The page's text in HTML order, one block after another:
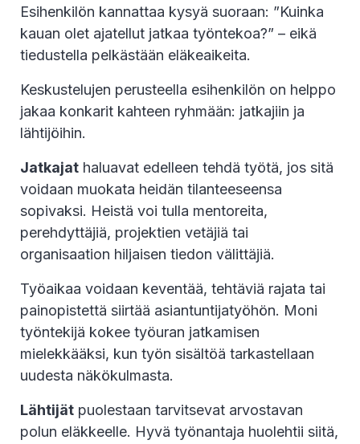
Esihenkilön kannattaa kysyä suoraan: ”Kuinka
kauan olet ajatellut jatkaa työntekoa?” – eikä
tiedustella pelkästään eläkeaikeita.
Keskustelujen perusteella esihenkilön on helppo
jakaa konkarit kahteen ryhmään: jatkajiin ja
lähtijöihin.
Jatkajat haluavat edelleen tehdä työtä, jos sitä
voidaan muokata heidän tilanteeseensa
sopivaksi. Heistä voi tulla mentoreita,
perehdyttäjiä, projektien vetäjiä tai
organisaation hiljaisen tiedon välittäjiä.
Työaikaa voidaan keventää, tehtäviä rajata tai
painopistettä siirtää asiantuntijatyöhön. Moni
työntekijä kokee työuran jatkamisen
mielekkääksi, kun työn sisältöä tarkastellaan
uudesta näkökulmasta.
Lähtijät puolestaan tarvitsevat arvostavan
polun eläkkeelle. Hyvä työnantaja huolehtii siitä,